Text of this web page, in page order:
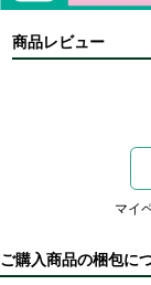
商品レビュー
マイ
ご購入商品の梱包に